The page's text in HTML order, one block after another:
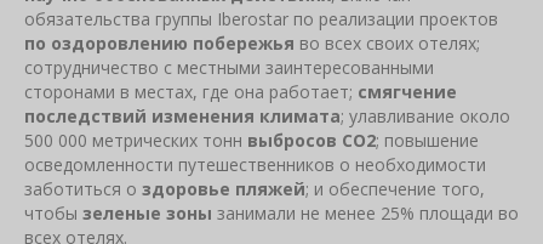
обязательства группы Iberostar по реализации проектов
по оздоровлению побережья во всех своих отелях;
сотрудничество с местными заинтересованными
сторонами в местах, где она работает; смягчение
последствий изменения климата; улавливание около
500 000 метрических тонн выбросов CO2; повышение
осведомленности путешественников о необходимости
заботиться о здоровье пляжей; и обеспечение того,
чтобы зеленые зоны занимали не менее 25% площади во
всех отелях.